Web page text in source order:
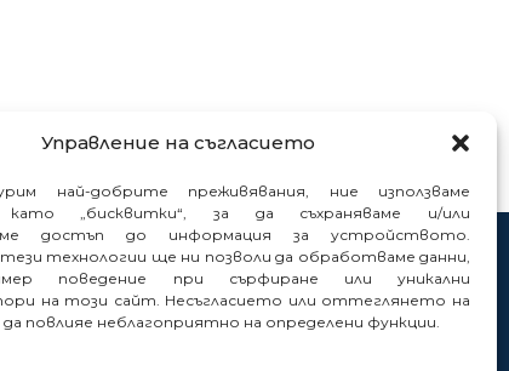
Управление на съгласието
най-добрите преживявания, ние използваме
като „бисквитки“, за да съхраняваме и/или
достъп до информация за устройството.
технологии ще ни позволи да обработваме данни,
поведение при сърфиране или уникални
на този сайт. Несъгласието или оттеглянето на
да повлияе неблагоприятно на определени функции.